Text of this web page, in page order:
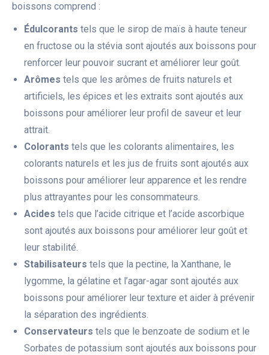
boissons comprend :
Édulcorants tels que le sirop de maïs à haute teneur
en fructose ou la stévia sont ajoutés aux boissons pour
renforcer leur pouvoir sucrant et améliorer leur goût.
Arômes tels que les arômes de fruits naturels et
artificiels, les épices et les extraits sont ajoutés aux
boissons pour améliorer leur profil de saveur et leur
attrait.
Colorants tels que les colorants alimentaires, les
colorants naturels et les jus de fruits sont ajoutés aux
boissons pour améliorer leur apparence et les rendre
plus attrayantes pour les consommateurs.
Acides tels que l’acide citrique et l’acide ascorbique
sont ajoutés aux boissons pour améliorer leur goût et
leur stabilité.
Stabilisateurs tels que la pectine, la Xanthane, le
lygomme, la gélatine et l’agar-agar sont ajoutés aux
boissons pour améliorer leur texture et aider à prévenir
la séparation des ingrédients.
Conservateurs tels que le benzoate de sodium et le
Sorbates de potassium sont ajoutés aux boissons pour